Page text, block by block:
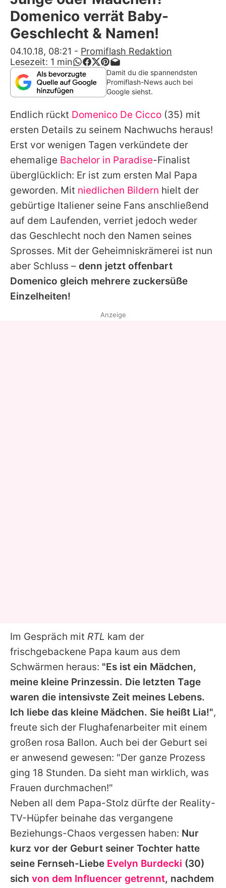
Alle Themen auf Promiflash
Jobs
App runterladen
Team
Redaktionelle Richtlinien
Impressum
Datenschutzerklärung
Nutzungsbedingungen
Utiq verwalten
Domenico verrät Baby-
Geschlecht & Namen!
04.10.18, 08:21 - Promiflash Redaktion
Lesezeit: 1 min
Damit du die spannendsten
Promiflash-News auch bei
Google siehst.
Endlich rückt Domenico De Cicco (35) mit
ersten Details zu seinem Nachwuchs heraus!
Erst vor wenigen Tagen verkündete der
ehemalige Bachelor in Paradise-Finalist
überglücklich: Er ist zum ersten Mal Papa
geworden. Mit niedlichen Bildern hielt der
gebürtige Italiener seine Fans anschließend
auf dem Laufenden, verriet jedoch weder
das Geschlecht noch den Namen seines
Sprosses. Mit der Geheimniskrämerei ist nun
aber Schluss – denn jetzt offenbart
Domenico gleich mehrere zuckersüße
Einzelheiten!
Im Gespräch mit RTL kam der
frischgebackene Papa kaum aus dem
Schwärmen heraus: "Es ist ein Mädchen,
meine kleine Prinzessin. Die letzten Tage
waren die intensivste Zeit meines Lebens.
Ich liebe das kleine Mädchen. Sie heißt Lia!",
freute sich der Flughafenarbeiter mit einem
großen rosa Ballon. Auch bei der Geburt sei
er anwesend gewesen: "Der ganze Prozess
ging 18 Stunden. Da sieht man wirklich, was
Frauen durchmachen!"
Neben all dem Papa-Stolz dürfte der Reality-
TV-Hüpfer beinahe das vergangene
Beziehungs-Chaos vergessen haben: Nur
kurz vor der Geburt seiner Tochter hatte
seine Fernseh-Liebe Evelyn Burdecki (30)
sich von dem Influencer getrennt, nachdem
Anzeige